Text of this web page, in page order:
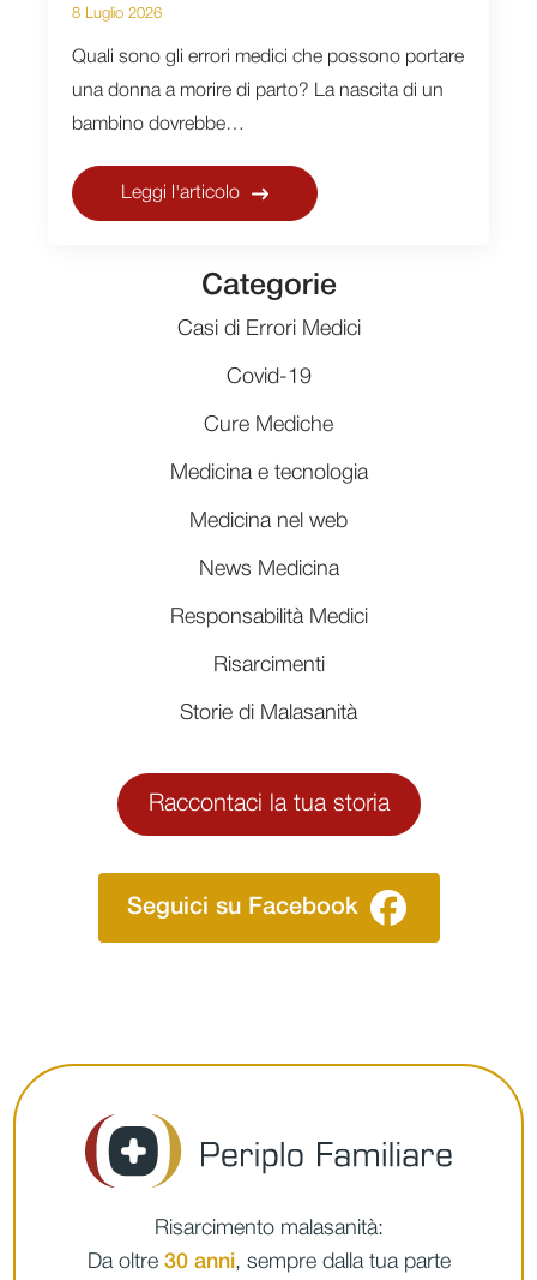
8 Luglio 2026
Quali sono gli errori medici che possono portare
una donna a morire di parto? La nascita di un
bambino dovrebbe…
Leggi l'articolo
Categorie
Casi di Errori Medici
Covid-19
Cure Mediche
Medicina e tecnologia
Medicina nel web
News Medicina
Responsabilità Medici
Risarcimenti
Storie di Malasanità
Raccontaci la tua storia
Seguici su Facebook
Risarcimento malasanità:
Da oltre 30 anni, sempre dalla tua parte